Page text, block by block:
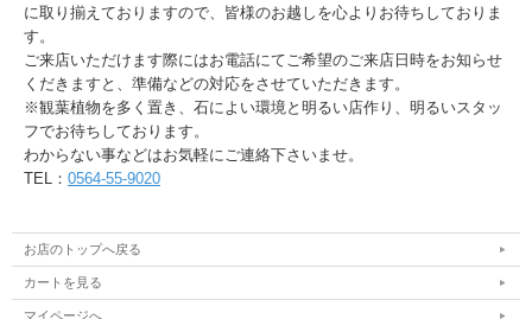
に取り揃えておりますので、皆様のお越しを心よりお待ちしておりま
す。
ご来店いただけます際にはお電話にてご希望のご来店日時をお知らせ
くだきますと、準備などの対応をさせていただきます。
※観葉植物を多く置き、石によい環境と明るい店作り、明るいスタッ
フでお待ちしております。
わからない事などはお気軽にご連絡下さいませ。
TEL： 0564-55-9020
お店のトップへ戻る
カートを見る
マイページへ